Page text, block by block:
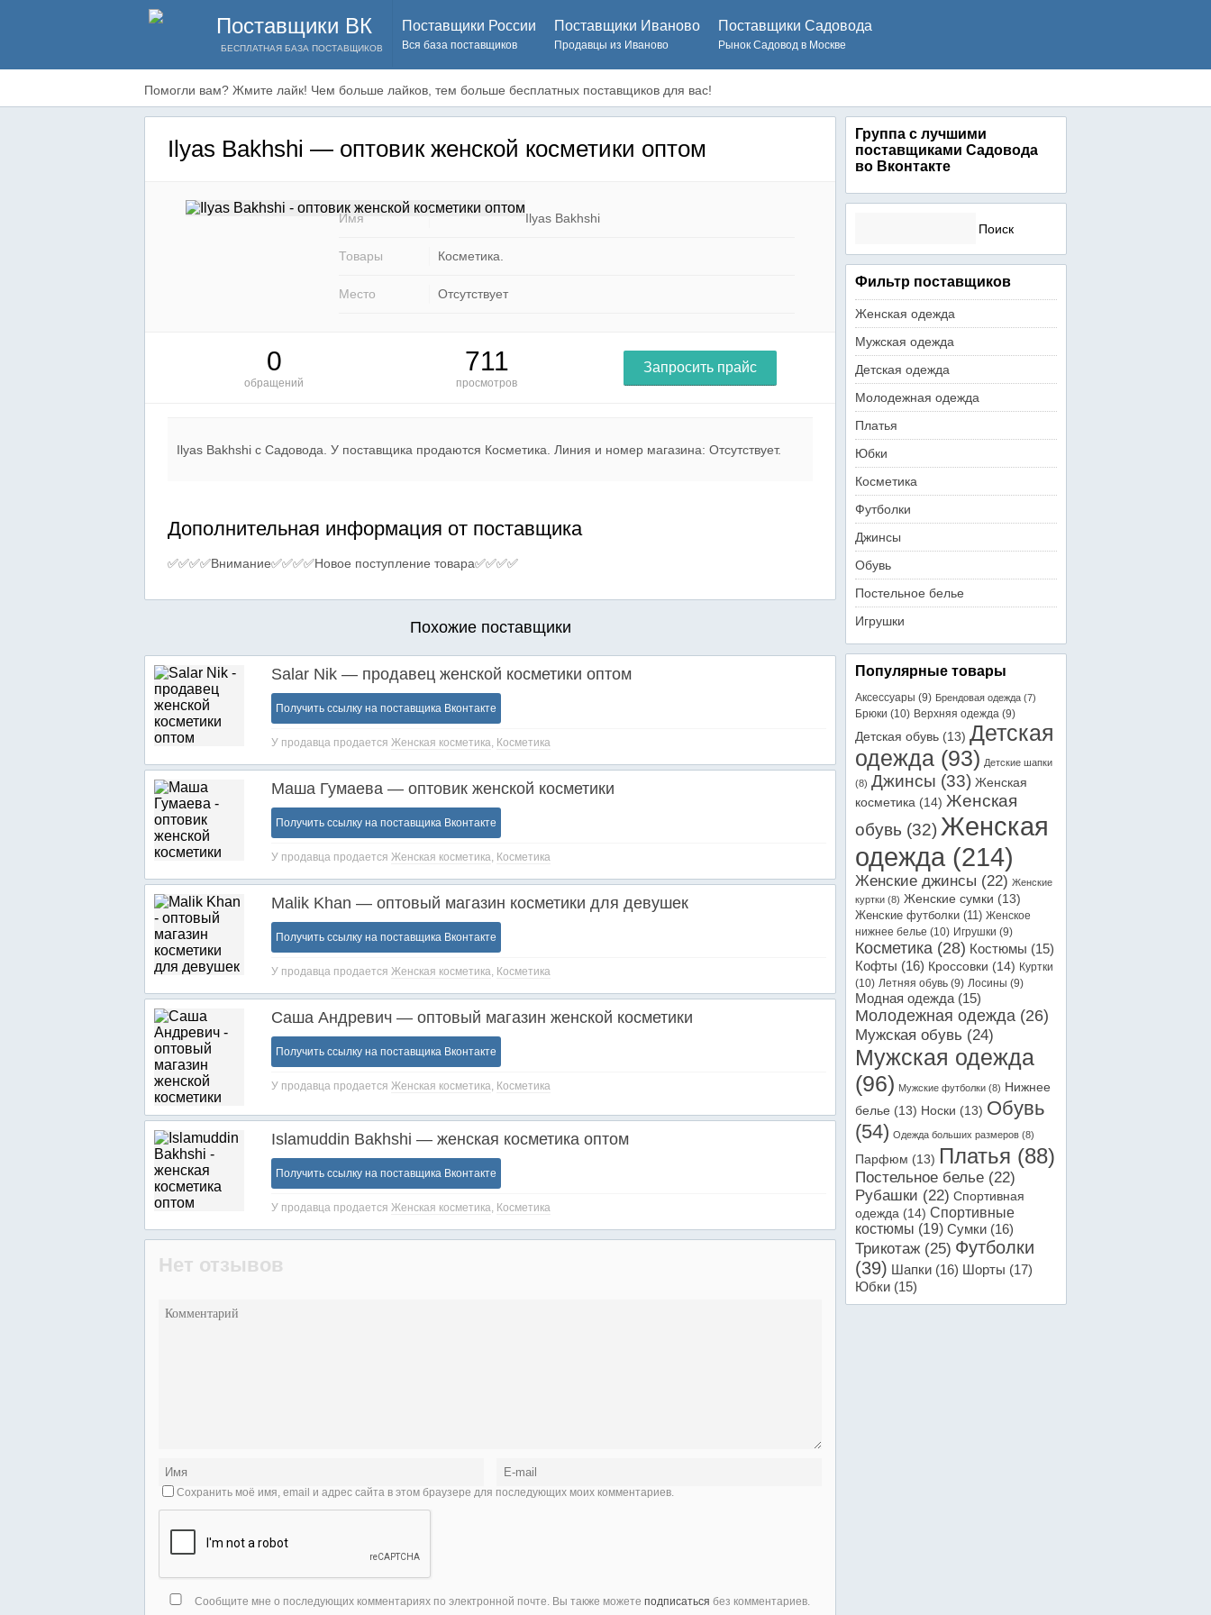
Поставщики ВК
БЕСПЛАТНАЯ БАЗА ПОСТАВЩИКОВ
Поставщики России
Вся база поставщиков
Поставщики Иваново
Продавцы из Иваново
Поставщики Садовода
Рынок Садовод в Москве
Помогли вам? Жмите лайк! Чем больше лайков, тем больше бесплатных поставщиков для вас!
Ilyas Bakhshi — оптовик женской косметики оптом
Имя Ilyas Bakhshi
Товары Косметика.
Место Отсутствует
0
обращений
711
просмотров
Запросить прайс
Ilyas Bakhshi c Садовода. У поставщика продаются Косметика. Линия и номер магазина: Отсутствует.
Дополнительная информация от поставщика
✅✅✅✅Внимание✅✅✅✅Новое поступление товара✅✅✅✅
Похожие поставщики
Salar Nik — продавец женской косметики оптом
Получить ссылку на поставщика Вконтакте
У продавца продается Женская косметика, Косметика
Маша Гумаева — оптовик женской косметики
Получить ссылку на поставщика Вконтакте
У продавца продается Женская косметика, Косметика
Malik Khan — оптовый магазин косметики для девушек
Получить ссылку на поставщика Вконтакте
У продавца продается Женская косметика, Косметика
Саша Андревич — оптовый магазин женской косметики
Получить ссылку на поставщика Вконтакте
У продавца продается Женская косметика, Косметика
Islamuddin Bakhshi — женская косметика оптом
Получить ссылку на поставщика Вконтакте
У продавца продается Женская косметика, Косметика
Нет отзывов
Сохранить моё имя, email и адрес сайта в этом браузере для последующих моих комментариев.
Сообщите мне о последующих комментариях по электронной почте. Вы также можете подписаться без комментариев.
Группа с лучшими
поставщиками Садовода
во Вконтакте
Фильтр поставщиков
Женская одежда
Мужская одежда
Детская одежда
Молодежная одежда
Платья
Юбки
Косметика
Футболки
Джинсы
Обувь
Постельное белье
Игрушки
Популярные товары
Аксессуары (9) Брендовая одежда (7)
Брюки (10) Верхняя одежда (9)
Детская обувь (13) Детская
одежда (93) Детские шапки
(8) Джинсы (33) Женская
косметика (14) Женская
обувь (32) Женская
одежда (214)
Женские джинсы (22) Женские
куртки (8) Женские сумки (13)
Женские футболки (11) Женское
нижнее белье (10) Игрушки (9)
Косметика (28) Костюмы (15)
Кофты (16) Кроссовки (14) Куртки
(10) Летняя обувь (9) Лосины (9)
Модная одежда (15)
Молодежная одежда (26)
Мужская обувь (24)
Мужская одежда
(96) Мужские футболки (8) Нижнее
белье (13) Носки (13) Обувь
(54) Одежда больших размеров (8)
Парфюм (13) Платья (88)
Постельное белье (22)
Рубашки (22) Спортивная
одежда (14) Спортивные
костюмы (19) Сумки (16)
Трикотаж (25) Футболки
(39) Шапки (16) Шорты (17)
Юбки (15)